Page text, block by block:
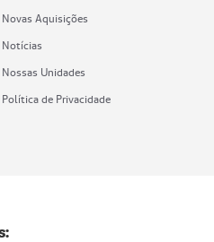
Novas Aquisições
Notícias
Nossas Unidades
Política de Privacidade